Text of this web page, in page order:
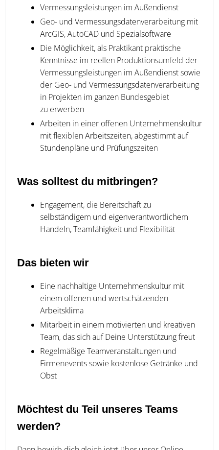
Vermessungsleistungen im Außendienst
Geo- und Vermessungsdatenverarbeitung mit
ArcGIS, AutoCAD und Spezialsoftware
Die Möglichkeit, als Praktikant praktische
Kenntnisse im reellen Produktionsumfeld der
Vermessungsleistungen im Außendienst sowie
der Geo- und Vermessungsdatenverarbeitung
in Projekten im ganzen Bundesgebiet
zu erwerben
Arbeiten in einer offenen Unternehmenskultur
mit flexiblen Arbeitszeiten, abgestimmt auf
Stundenpläne und Prüfungszeiten
Was solltest du mitbringen?
Engagement, die Bereitschaft zu
selbständigem und eigenverantwortlichem
Handeln, Teamfähigkeit und Flexibilität
Das bieten wir
Eine nachhaltige Unternehmenskultur mit
einem offenen und wertschätzenden
Arbeitsklima
Mitarbeit in einem motivierten und kreativen
Team, das sich auf Deine Unterstützung freut
Regelmäßige Teamveranstaltungen und
Firmenevents sowie kostenlose Getränke und
Obst
Möchtest du Teil unseres Teams
werden?